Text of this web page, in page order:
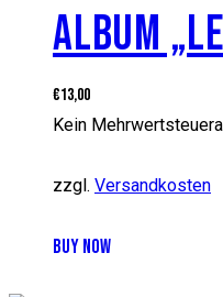
mehrere
Varianten
Optionen
auf
Produktseite
ALBUM
€13,00
Kein
zzgl. Versandkosten
BUY NOW